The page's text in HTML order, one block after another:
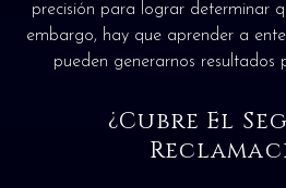
precisión para lograr determinar
embargo, hay que aprender a
pueden generarnos resultados
¿Cubre El